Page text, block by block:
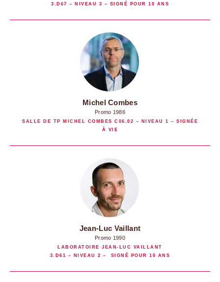
3.D67 – NIVEAU 3 – SIGNÉ POUR 10 ANS
Michel Combes
Promo 1986
SALLE DE TP MICHEL COMBES C06.02 – NIVEAU 1 – SIGNÉE
À VIE
Jean-Luc Vaillant
Promo 1990
LABORATOIRE JEAN-LUC VAILLANT
3.D61 – NIVEAU 2 – SIGNÉ POUR 10 ANS